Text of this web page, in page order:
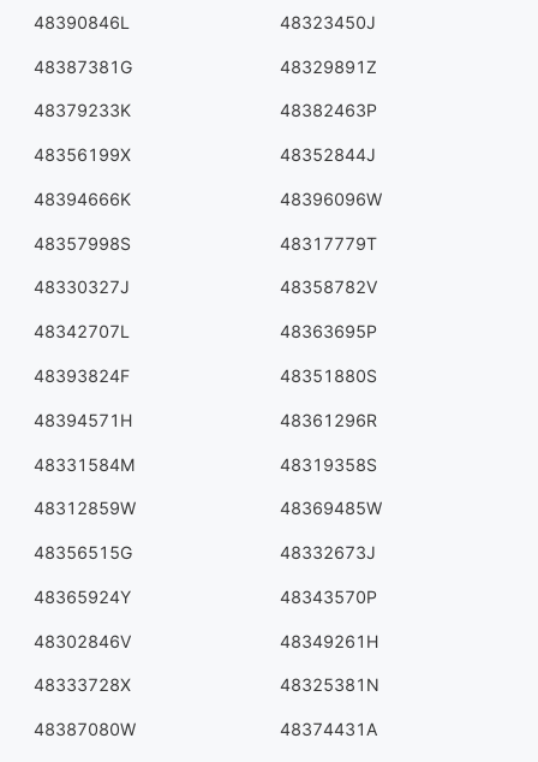
48390846L 48323450J
48387381G 48329891Z
48379233K 48382463P
48356199X 48352844J
48394666K 48396096W
48357998S 48317779T
48330327J 48358782V
48342707L 48363695P
48393824F 48351880S
48394571H 48361296R
48331584M 48319358S
48312859W 48369485W
48356515G 48332673J
48365924Y 48343570P
48302846V 48349261H
48333728X 48325381N
48387080W 48374431A